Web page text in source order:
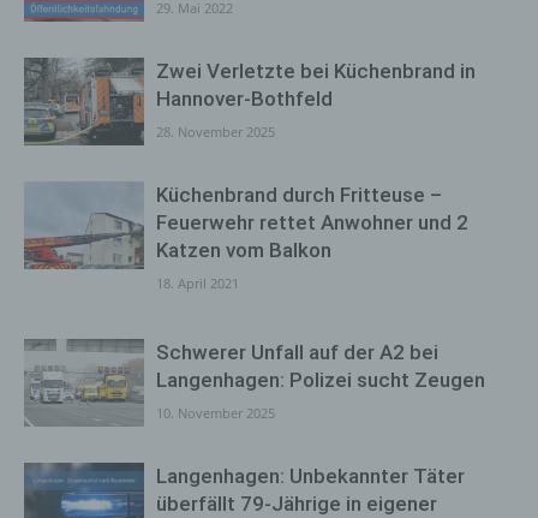
29. Mai 2022
Zwei Verletzte bei Küchenbrand in
Hannover-Bothfeld
28. November 2025
Küchenbrand durch Fritteuse –
Feuerwehr rettet Anwohner und 2
Katzen vom Balkon
18. April 2021
Schwerer Unfall auf der A2 bei
Langenhagen: Polizei sucht Zeugen
10. November 2025
Langenhagen: Unbekannter Täter
überfällt 79-Jährige in eigener